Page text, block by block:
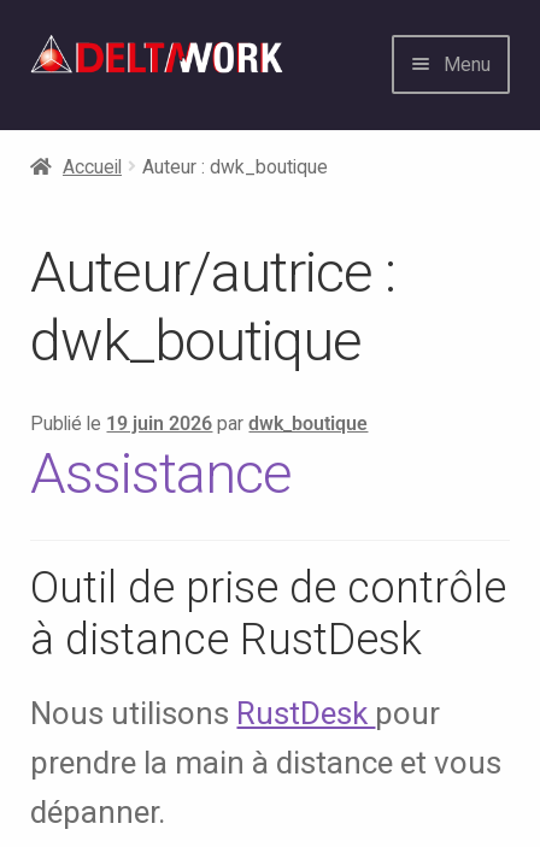
Aller
Aller
Menu
Informatique Pros et Particuliers
Ouvrir
Services web
Solution Mails
Offre PRO Infogérance et Maintenance
PCs
Accueil Auteur : dwk_boutique
Auteur/autrice :
dwk_boutique
Publié le 19 juin 2026 pardwk_boutique
Assistance
Outil de prise de contrôle
à distance RustDesk
Nous utilisons RustDesk pour
prendre la main à distance et vous
dépanner.